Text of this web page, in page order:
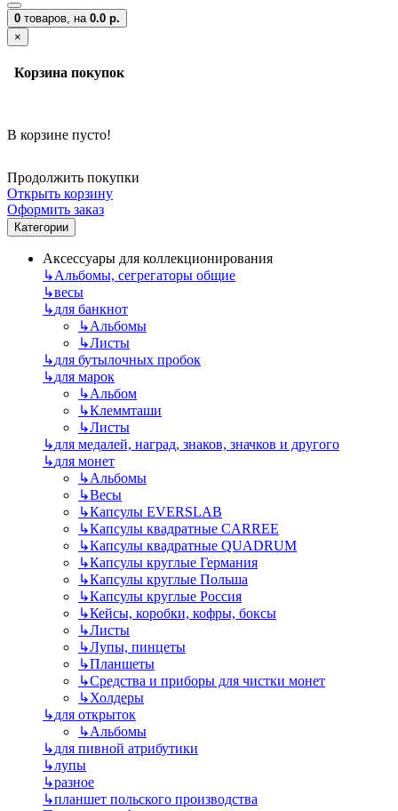
0 товаров, на 0.0 р.
×
Корзина покупок
В корзине пусто!
Продолжить покупки
Открыть корзину
Оформить заказ
Категории
Аксессуары для коллекционирования
↳Альбомы, сегрегаторы общие
↳весы
↳для банкнот
↳Альбомы
↳Листы
↳для бутылочных пробок
↳для марок
↳Альбом
↳Клеммташи
↳Листы
↳для медалей, наград, знаков, значков и другого
↳для монет
↳Альбомы
↳Весы
↳Капсулы EVERSLAB
↳Капсулы квадратные CARREE
↳Капсулы квадратные QUADRUM
↳Капсулы круглые Германия
↳Капсулы круглые Польша
↳Капсулы круглые Россия
↳Кейсы, коробки, кофры, боксы
↳Листы
↳Лупы, пинцеты
↳Планшеты
↳Средства и приборы для чистки монет
↳Холдеры
↳для открыток
↳Альбомы
↳для пивной атрибутики
↳лупы
↳разное
↳планшет польского производства